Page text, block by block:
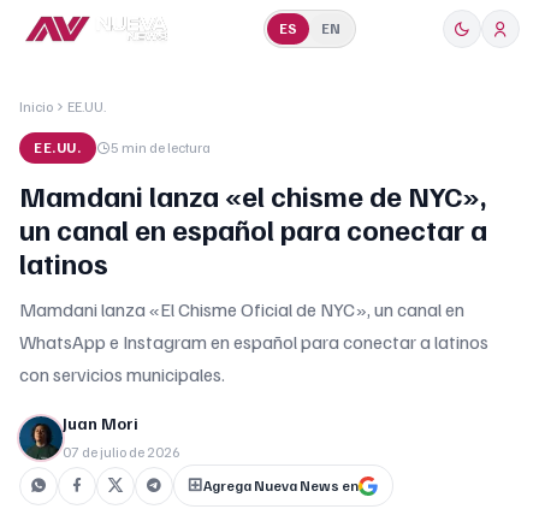
ES EN
Inicio EE.UU.
EE.UU. 5 min de lectura
Mamdani lanza «el chisme de NYC»,
un canal en español para conectar a
latinos
Mamdani lanza «El Chisme Oficial de NYC», un canal en
WhatsApp e Instagram en español para conectar a latinos
con servicios municipales.
Juan Mori
07 de julio de 2026
Agrega Nueva News en